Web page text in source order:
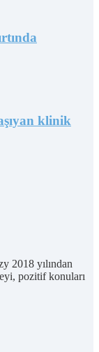
klinik
2018 yılından
pozitif konuları